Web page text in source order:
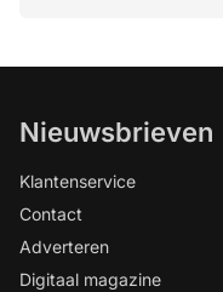
Nieuwsbrieven
Klantenservice
Contact
Adverteren
Digitaal magazine